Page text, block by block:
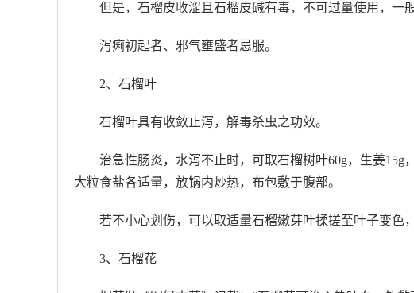
但是，石榴皮收涩且石榴皮碱有毒，不可过量使用，一般
泻痢初起者、邪气壅盛者忌服。
2、石榴叶
石榴叶具有收敛止泻，解毒杀虫之功效。
治急性肠炎，水泻不止时，可取石榴树叶60g，生姜15g
大粒食盐各适量，放锅内炒热，布包敷于腹部。
若不小心划伤，可以取适量石榴嫩芽叶揉搓至叶子变色
3、石榴花